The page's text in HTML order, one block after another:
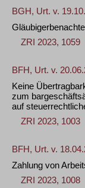
BGH, Urt. v.
ZRI 2023, 1059
BFH, Urt. v.
Keine
zum
auf
ZRI 2023, 1003
BFH, Urt. v.
Zahlung von
ZRI 2023, 1008